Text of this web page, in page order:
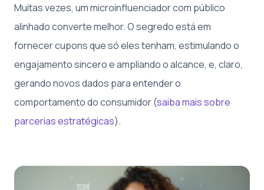
Muitas vezes, um microinfluenciador com público
alinhado converte melhor. O segredo está em
fornecer cupons que só eles tenham, estimulando o
engajamento sincero e ampliando o alcance, e, claro,
gerando novos dados para entender o
comportamento do consumidor (saiba mais sobre
parcerias estratégicas).